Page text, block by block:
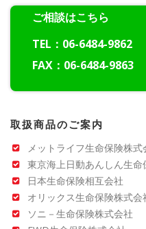
ご相談はこちら
TEL：06-6484-9862
FAX：06-6484-9863
取扱商品のご案内
メットライフ生命保険株式
東京海上日動あんしん生命
日本生命保険相互会社
オリックス生命保険株式会
ソニ－生命保険株式会社